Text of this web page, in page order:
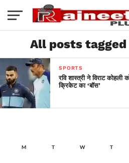
All posts tagged
SPORTS
रवि शास्त्री ने विराट कोहली
क्रिकेट का ‘बॉस’
M T W T